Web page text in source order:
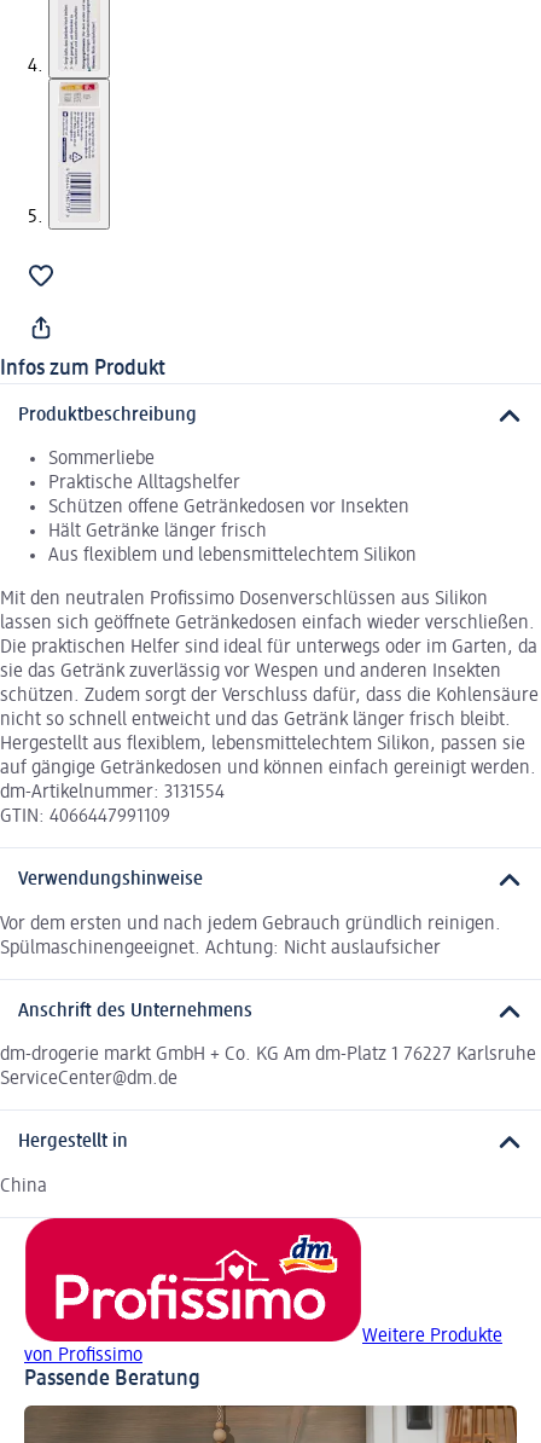
Infos zum Produkt
Produktbeschreibung
Sommerliebe
Praktische Alltagshelfer
Schützen offene Getränkedosen vor Insekten
Hält Getränke länger frisch
Aus flexiblem und lebensmittelechtem Silikon
Mit den neutralen Profissimo Dosenverschlüssen aus Silikon
lassen sich geöffnete Getränkedosen einfach wieder verschließen.
Die praktischen Helfer sind ideal für unterwegs oder im Garten, da
sie das Getränk zuverlässig vor Wespen und anderen Insekten
schützen. Zudem sorgt der Verschluss dafür, dass die Kohlensäure
nicht so schnell entweicht und das Getränk länger frisch bleibt.
Hergestellt aus flexiblem, lebensmittelechtem Silikon, passen sie
auf gängige Getränkedosen und können einfach gereinigt werden.
dm-Artikelnummer: 3131554
GTIN: 4066447991109
Verwendungshinweise
Vor dem ersten und nach jedem Gebrauch gründlich reinigen.
Spülmaschinengeeignet. Achtung: Nicht auslaufsicher
Anschrift des Unternehmens
dm-drogerie markt GmbH + Co. KG Am dm-Platz 1 76227 Karlsruhe
ServiceCenter@dm.de
Hergestellt in
China
Weitere Produkte
von Profissimo
Passende Beratung